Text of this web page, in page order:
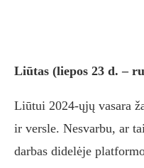
Liūtas (liepos 23 d. –
Liūtui 2024-ųjų vasara
ir versle. Nesvarbu, ar
darbas didelėje